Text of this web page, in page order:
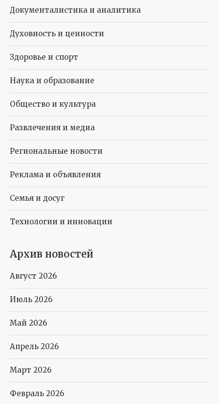
Документалистика и аналитика
Духовность и ценности
Здоровье и спорт
Наука и образование
Общество и культура
Развлечения и медиа
Региональные новости
Реклама и объявления
Семья и досуг
Технологии и инновации
Архив новостей
Август 2026
Июль 2026
Май 2026
Апрель 2026
Март 2026
Февраль 2026